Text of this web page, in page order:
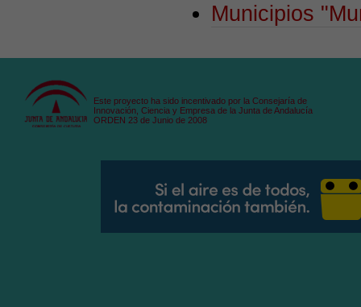
Municipios
Este proyecto ha sido incentivado por la Consejaría de
Innovación, Ciencia y Empresa de la Junta de Andalucía
ORDEN 23 de Junio de 2008